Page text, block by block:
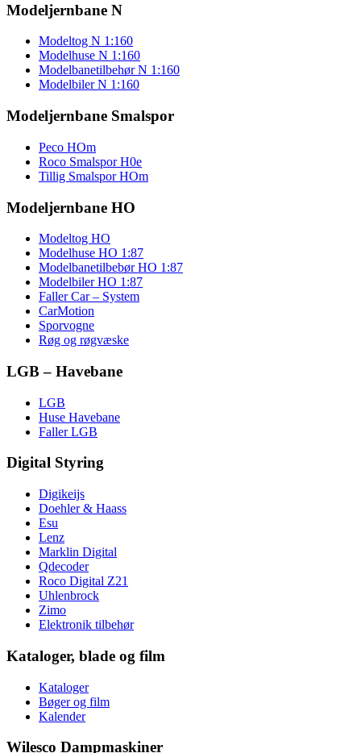
Modeljernbane N
Modeltog N 1:160
Modelhuse N 1:160
Modelbanetilbehør N 1:160
Modelbiler N 1:160
Modeljernbane Smalspor
Peco HOm
Roco Smalspor H0e
Tillig Smalspor HOm
Modeljernbane HO
Modeltog HO
Modelhuse HO 1:87
Modelbanetilbebør HO 1:87
Modelbiler HO 1:87
Faller Car – System
CarMotion
Sporvogne
Røg og røgvæske
LGB – Havebane
LGB
Huse Havebane
Faller LGB
Digital Styring
Digikeijs
Doehler & Haass
Esu
Lenz
Marklin Digital
Qdecoder
Roco Digital Z21
Uhlenbrock
Zimo
Elektronik tilbehør
Kataloger, blade og film
Kataloger
Bøger og film
Kalender
Wilesco Dampmaskiner